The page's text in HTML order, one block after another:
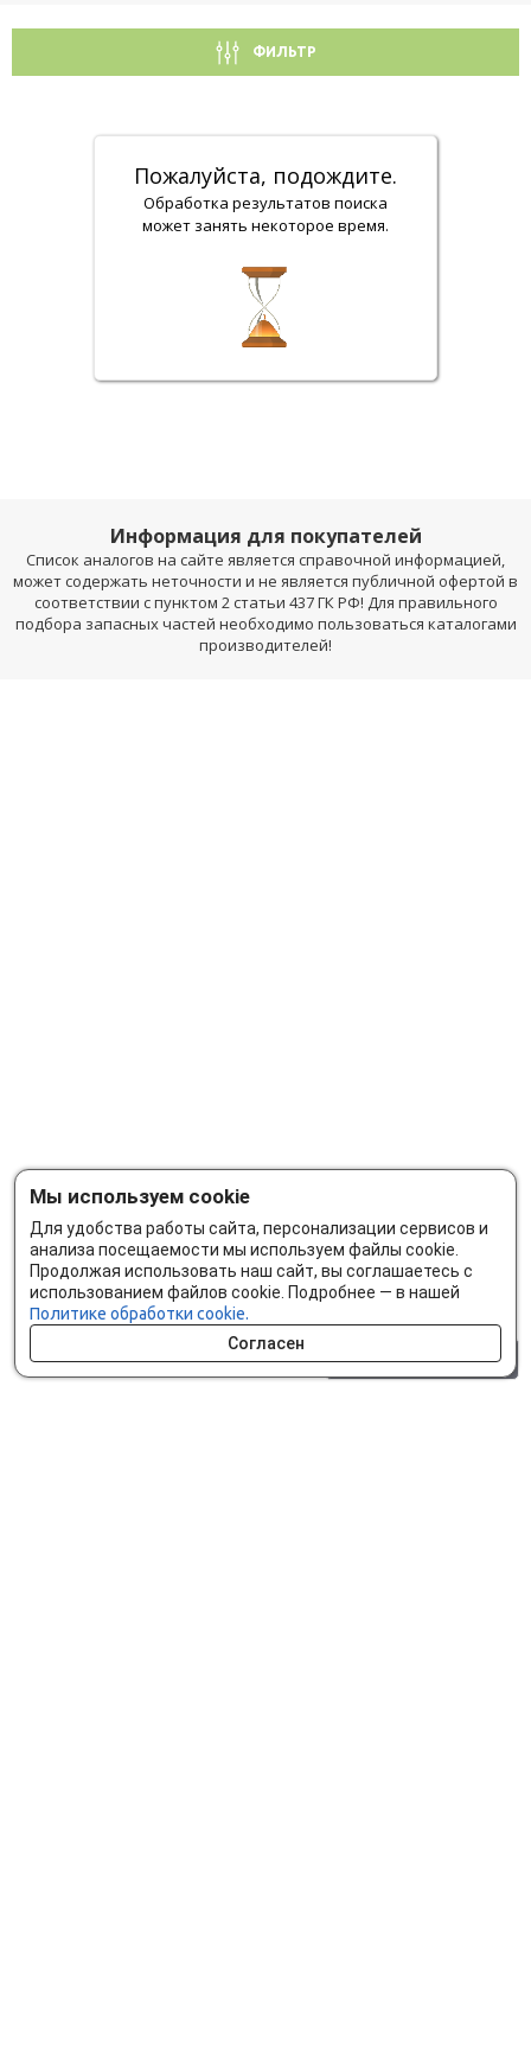
ФИЛЬТР
Пожалуйста, подождите.
Обработка результатов поиска
может занять некоторое время.
Информация для покупателей
Список аналогов на сайте является справочной информацией,
может содержать неточности и не является публичной офертой в
соответствии с пунктом 2 статьи 437 ГК РФ! Для правильного
подбора запасных частей необходимо пользоваться каталогами
производителей!
Мы используем cookie
Для удобства работы сайта, персонализации сервисов и
анализа посещаемости мы используем файлы cookie.
Продолжая использовать наш сайт, вы соглашаетесь с
использованием файлов cookie. Подробнее — в нашей
Политике обработки cookie.
Согласен